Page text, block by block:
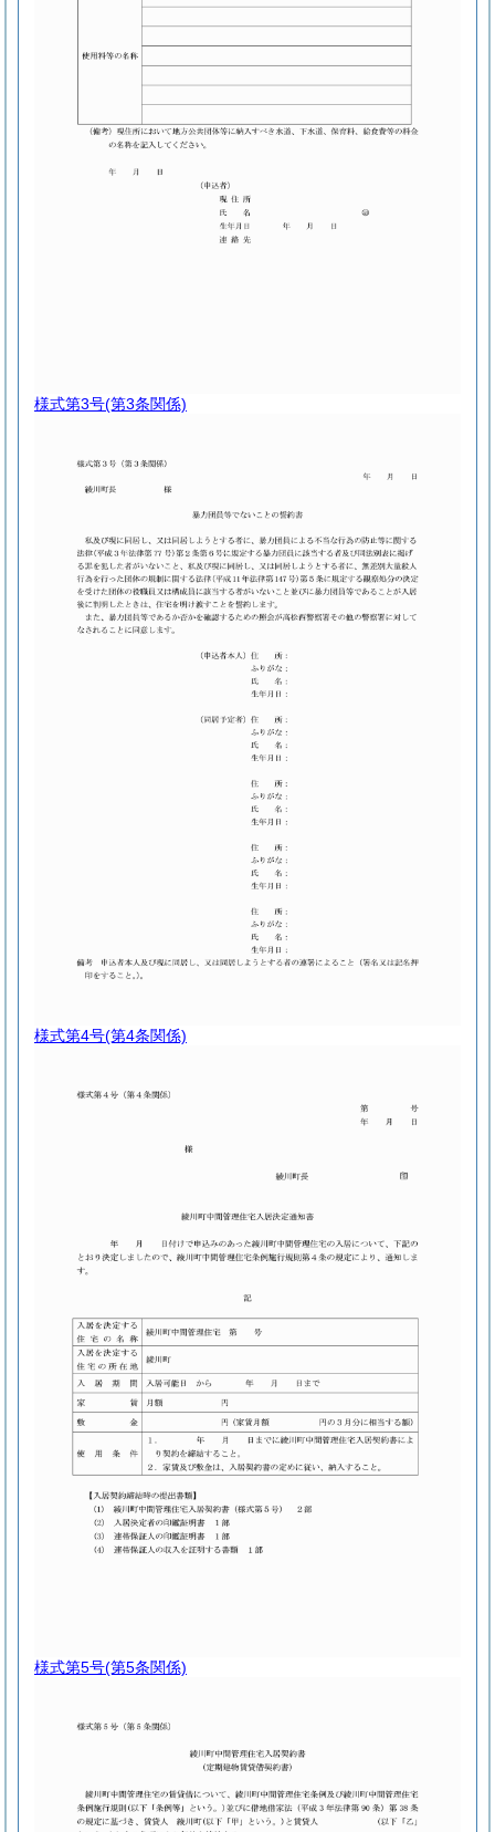
様式第3号(第3条関係)
様式第4号(第4条関係)
様式第5号(第5条関係)